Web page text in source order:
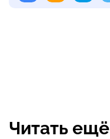
Читать ещё